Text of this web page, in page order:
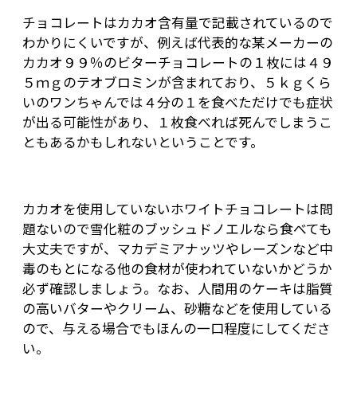
チョコレートはカカオ含有量で記載されているので
わかりにくいですが、例えば代表的な某メーカーの
カカオ９９％のビターチョコレートの１枚には４９
５ｍｇのテオブロミンが含まれており、５ｋｇくら
いのワンちゃんでは４分の１を食べただけでも症状
が出る可能性があり、１枚食べれば死んでしまうこ
ともあるかもしれないということです。
カカオを使用していないホワイトチョコレートは問
題ないので雪化粧のブッシュドノエルなら食べても
大丈夫ですが、マカデミアナッツやレーズンなど中
毒のもとになる他の食材が使われていないかどうか
必ず確認しましょう。なお、人間用のケーキは脂質
の高いバターやクリーム、砂糖などを使用している
ので、与える場合でもほんの一口程度にしてくださ
い。